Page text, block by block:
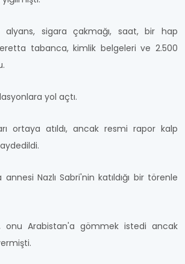
alyans, sigara çakmağı, saat, bir hap
tabanca, kimlik belgeleri ve 2.500
yol açtı.
ortaya atıldı, ancak resmi rapor kalp
Nazlı Sabri'nin katıldığı bir törenle
onu Arabistan'a gömmek istedi ancak